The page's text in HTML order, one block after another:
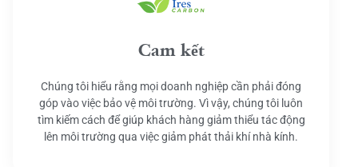
Cam kết
Chúng tôi hiểu rằng mọi doanh nghiệp cần phải đóng
góp vào việc bảo vệ môi trường. Vì vậy, chúng tôi luôn
tìm kiếm cách để giúp khách hàng giảm thiểu tác động
lên môi trường qua việc giảm phát thải khí nhà kính.